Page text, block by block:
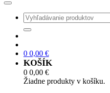
0 0,00 €
KOŠÍK
0 0,00 €
Žiadne produkty v košíku.